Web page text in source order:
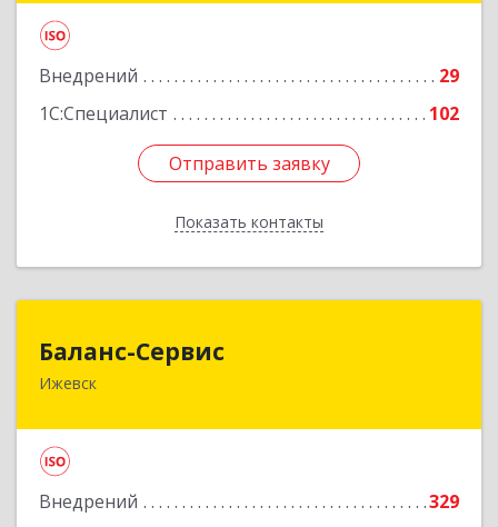
Внедрений
29
1С:Специалист
102
Отправить заявку
Показать контакты
Отправить заявку
Назад
Баланс-Сервис
Ижевск
Внедрений
329